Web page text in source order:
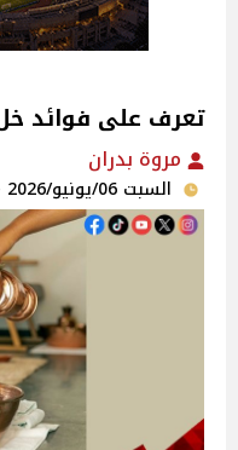
تعرف على فوائد
مروة بدران
السبت 06/يونيو/2026 - 06:49 م